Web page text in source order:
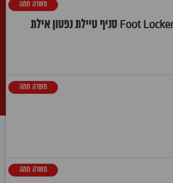
משרה חמה
משרה חמה
משרה חמה